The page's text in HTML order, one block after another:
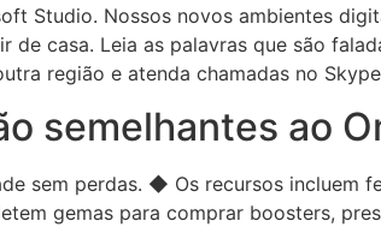
Studio. Nossos novos ambientes
casa. Leia as palavras que são
região e atenda chamadas no
semelhantes ao
sem perdas. ◆ Os recursos incluem
gemas para comprar boosters,